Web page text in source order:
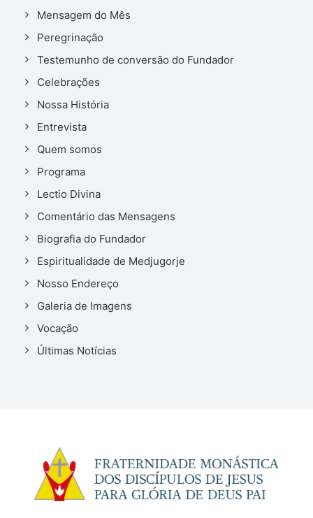
Mensagem do Mês
Peregrinação
Testemunho de conversão do Fundador
Celebrações
Nossa História
Entrevista
Quem somos
Programa
Lectio Divina
Comentário das Mensagens
Biografia do Fundador
Espiritualidade de Medjugorje
Nosso Endereço
Galeria de Imagens
Vocação
Últimas Notícias